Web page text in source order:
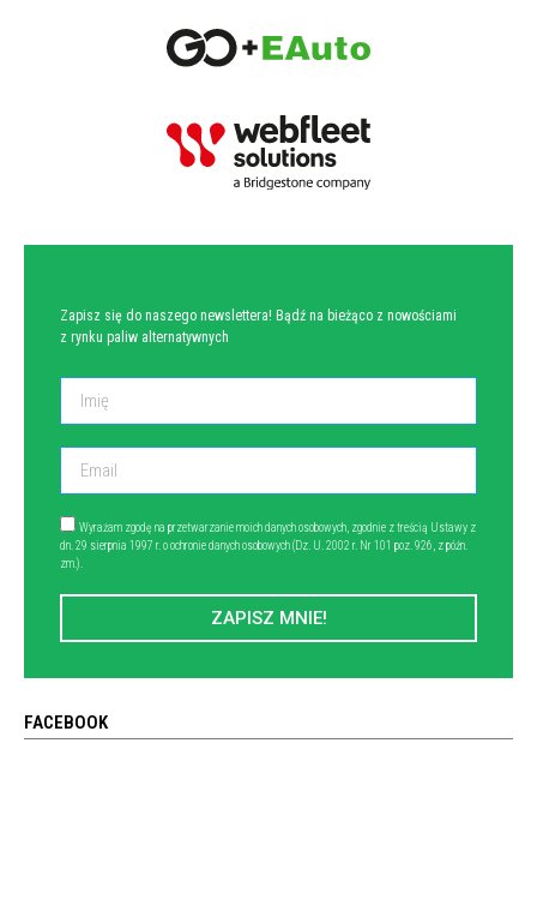
Zapisz się do naszego newslettera! Bądź na bieżąco z nowościami
z rynku paliw alternatywnych
Wyrażam zgodę na przetwarzanie moich danych osobowych, zgodnie z treścią Ustawy z
dn. 29 sierpnia 1997 r. o ochronie danych osobowych (Dz. U. 2002 r. Nr 101 poz. 926, z późn.
zm.).
ZAPISZ MNIE!
FACEBOOK